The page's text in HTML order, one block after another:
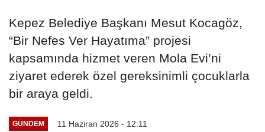
Kepez Belediye Başkanı Mesut Kocagöz,
“Bir Nefes Ver Hayatıma” projesi
kapsamında hizmet veren Mola Evi’ni
ziyaret ederek özel gereksinimli çocuklarla
bir araya geldi.
GÜNDEM 11 Haziran 2026 - 12:11